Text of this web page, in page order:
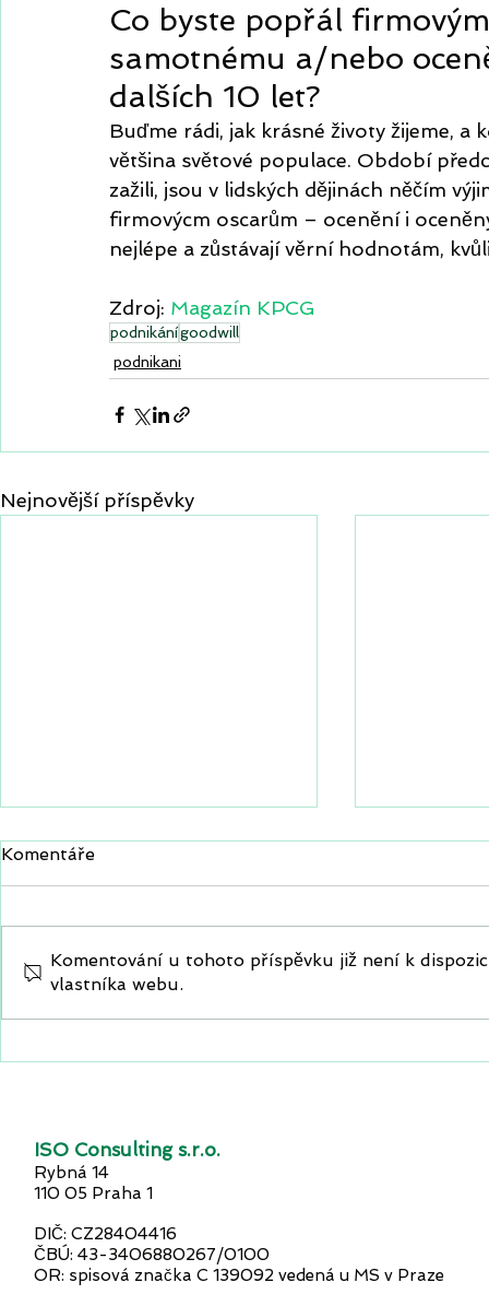
Co byste popřál
samotnému a/nebo
dalších 10 let?
Buďme rádi, jak krásné životy žijeme, a
většina světové populace. Období
zažili, jsou v lidských dějinách něčím
firmovýcm oscarům – ocenění i
nejlépe a zůstávají věrní hodnotám,
Zdroj: Magazín KPCG
podnikánígoodwill
podnikani
Nejnovější příspěvky
GOODWILL TALKS II:
PODNIKATELSKÉ
Nový
na scéně!
Komentáře
Komentování u tohoto příspěvku již není k
vlastníka webu.
ISO Consulting s.r.o.
Rybná 14
110 05 Praha 1
DIČ: CZ28404416
ČBÚ: 43-3406880267/0100
OR: spisová značka C 139092 vedená u MS v Praze